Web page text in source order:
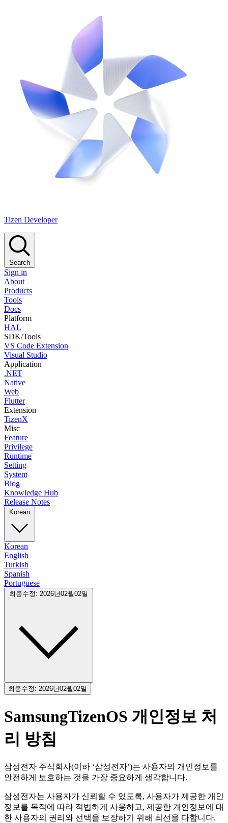
Tizen Developer
Search
Sign in
About
Products
Tools
Docs
Platform
HAL
SDK/Tools
VS Code Extension
Visual Studio
Application
.NET
Native
Web
Flutter
Extension
TizenX
Misc
Feature
Privilege
Runtime
Setting
System
Blog
Knowledge Hub
Release Notes
Korean
Korean
English
Turkish
Spanish
Portuguese
최종수정: 2026년02월02일
최종수정: 2026년02월02일
SamsungTizenOS 개인정보 처
리 방침
삼성전자 주식회사(이하 ‘삼성전자’)는 사용자의 개인정보를
안전하게 보호하는 것을 가장 중요하게 생각합니다.
삼성전자는 사용자가 신뢰할 수 있도록, 사용자가 제공한 개인
정보를 목적에 따라 적법하게 사용하고, 제공한 개인정보에 대
한 사용자의 권리와 선택을 보장하기 위해 최선을 다합니다.